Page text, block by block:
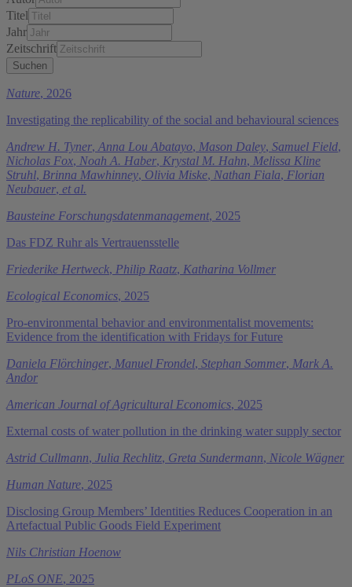
Titel
Jahr
Zeitschrift
Nature, 2026
Investigating the replicability of the social and behavioural sciences
Andrew H. Tyner, Anna Lou Abatayo, Mason Daley, Samuel Field,
Nicholas Fox, Noah A. Haber, Krystal M. Hahn, Melissa Kline
Struhl, Brinna Mawhinney, Olivia Miske, Nathan Fiala, Florian
Neubauer, et al.
Bausteine Forschungsdatenmanagement, 2025
Das FDZ Ruhr als Vertrauensstelle
Friederike Hertweck, Philip Raatz, Katharina Vollmer
Ecological Economics, 2025
Pro-environmental behavior and environmentalist movements:
Evidence from the identification with Fridays for Future
Daniela Flörchinger, Manuel Frondel, Stephan Sommer, Mark A.
Andor
American Journal of Agricultural Economics, 2025
External costs of water pollution in the drinking water supply sector
Astrid Cullmann, Julia Rechlitz, Greta Sundermann, Nicole Wägner
Human Nature, 2025
Disclosing Group Members’ Identities Reduces Cooperation in an
Artefactual Public Goods Field Experiment
Nils Christian Hoenow
PLoS ONE, 2025